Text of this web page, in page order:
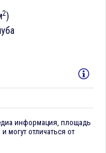
2)
информация, площадь
могут отличаться от